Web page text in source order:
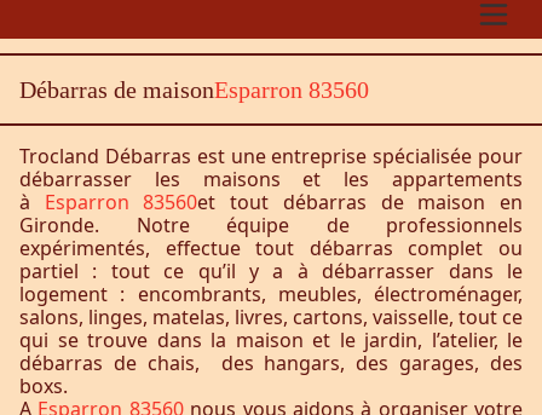
Débarras de maisonEsparron 83560
Trocland Débarras est une entreprise spécialisée pour
débarrasser les maisons et les appartements
à Esparron 83560et tout débarras de maison en
Gironde. Notre équipe de professionnels
expérimentés, effectue tout débarras complet ou
partiel : tout ce qu’il y a à débarrasser dans le
logement : encombrants, meubles, électroménager,
salons, linges, matelas, livres, cartons, vaisselle, tout ce
qui se trouve dans la maison et le jardin, l’atelier, le
débarras de chais, des hangars, des garages, des
boxs.
A Esparron 83560 nous vous aidons à organiser votre